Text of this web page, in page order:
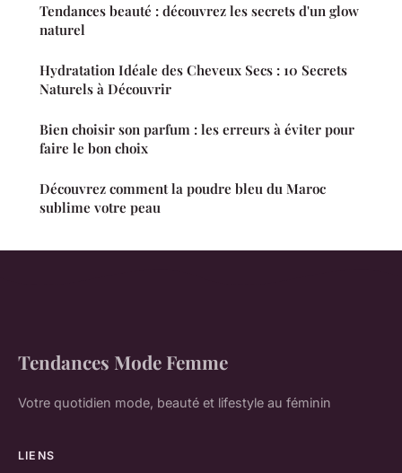
Tendances beauté : découvrez les secrets d'un glow
naturel
Hydratation Idéale des Cheveux Secs : 10 Secrets
Naturels à Découvrir
Bien choisir son parfum : les erreurs à éviter pour
faire le bon choix
Découvrez comment la poudre bleu du Maroc
sublime votre peau
Tendances Mode Femme
Votre quotidien mode, beauté et lifestyle au féminin
LIENS